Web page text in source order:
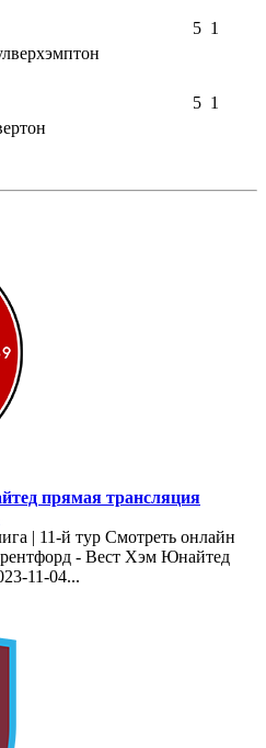
5 1
5 1
прямая трансляция
| 11-й тур Смотреть онлайн
- Вест Хэм Юнайтед
11-04...